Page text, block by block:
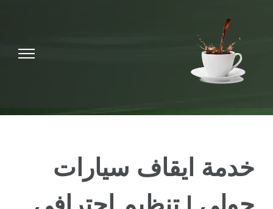
خدمة ايقاف سيارات